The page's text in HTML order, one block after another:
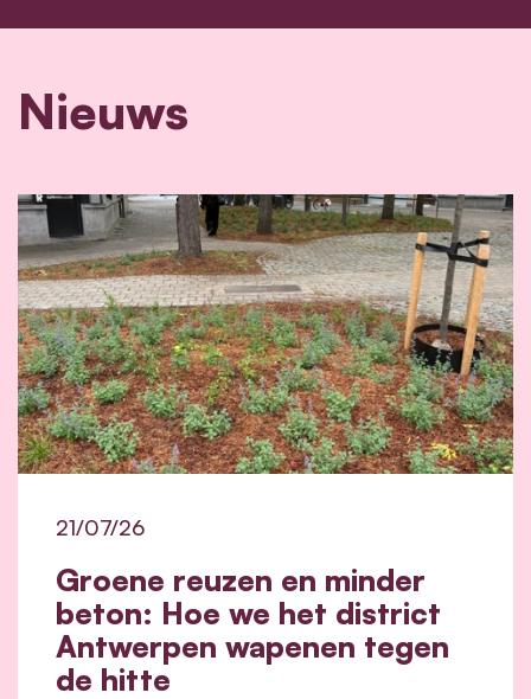
Nieuws
Groene reuzen en minder
beton: Hoe we het district
Antwerpen wapenen tegen
de hitte
21/07/26